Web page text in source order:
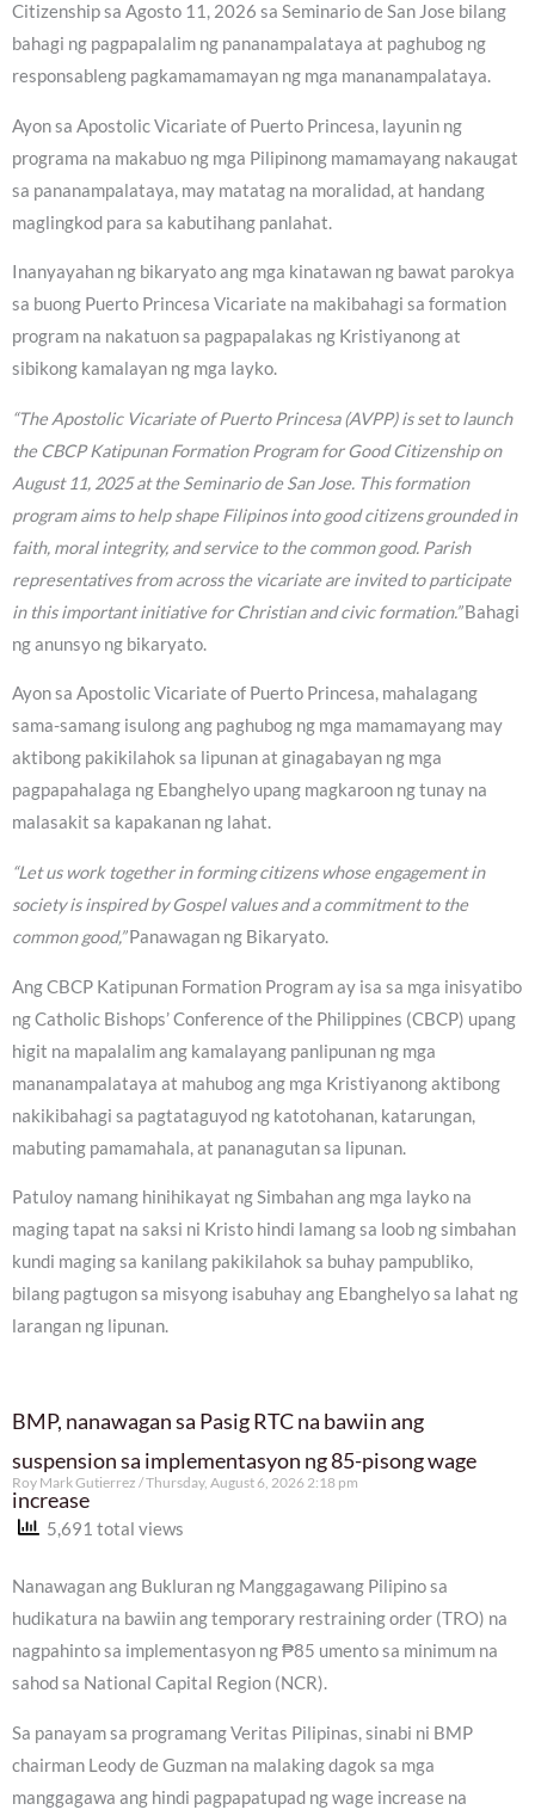
Citizenship sa Agosto 11, 2026 sa Seminario de San Jose bilang
bahagi ng pagpapalalim ng pananampalataya at paghubog ng
responsableng pagkamamamayan ng mga mananampalataya.
Ayon sa Apostolic Vicariate of Puerto Princesa, layunin ng
programa na makabuo ng mga Pilipinong mamamayang nakaugat
sa pananampalataya, may matatag na moralidad, at handang
maglingkod para sa kabutihang panlahat.
Inanyayahan ng bikaryato ang mga kinatawan ng bawat parokya
sa buong Puerto Princesa Vicariate na makibahagi sa formation
program na nakatuon sa pagpapalakas ng Kristiyanong at
sibikong kamalayan ng mga layko.
“The Apostolic Vicariate of Puerto Princesa (AVPP) is set to launch
the CBCP Katipunan Formation Program for Good Citizenship on
August 11, 2025 at the Seminario de San Jose. This formation
program aims to help shape Filipinos into good citizens grounded in
faith, moral integrity, and service to the common good. Parish
representatives from across the vicariate are invited to participate
in this important initiative for Christian and civic formation.”Bahagi
ng anunsyo ng bikaryato.
Ayon sa Apostolic Vicariate of Puerto Princesa, mahalagang
sama-samang isulong ang paghubog ng mga mamamayang may
aktibong pakikilahok sa lipunan at ginagabayan ng mga
pagpapahalaga ng Ebanghelyo upang magkaroon ng tunay na
malasakit sa kapakanan ng lahat.
“Let us work together in forming citizens whose engagement in
society is inspired by Gospel values and a commitment to the
common good,”Panawagan ng Bikaryato.
Ang CBCP Katipunan Formation Program ay isa sa mga inisyatibo
ng Catholic Bishops’ Conference of the Philippines (CBCP) upang
higit na mapalalim ang kamalayang panlipunan ng mga
mananampalataya at mahubog ang mga Kristiyanong aktibong
nakikibahagi sa pagtataguyod ng katotohanan, katarungan,
mabuting pamamahala, at pananagutan sa lipunan.
Patuloy namang hinihikayat ng Simbahan ang mga layko na
maging tapat na saksi ni Kristo hindi lamang sa loob ng simbahan
kundi maging sa kanilang pakikilahok sa buhay pampubliko,
bilang pagtugon sa misyong isabuhay ang Ebanghelyo sa lahat ng
larangan ng lipunan.
BMP, nanawagan sa Pasig RTC na bawiin ang
suspension sa implementasyon ng 85-pisong wage
increase
Roy Mark Gutierrez Thursday, August 6, 2026 2:18 pm
5,691 total views
Nanawagan ang Bukluran ng Manggagawang Pilipino sa
hudikatura na bawiin ang temporary restraining order (TRO) na
nagpahinto sa implementasyon ng ₱85 umento sa minimum na
sahod sa National Capital Region (NCR).
Sa panayam sa programang Veritas Pilipinas, sinabi ni BMP
chairman Leody de Guzman na malaking dagok sa mga
manggagawa ang hindi pagpapatupad ng wage increase na